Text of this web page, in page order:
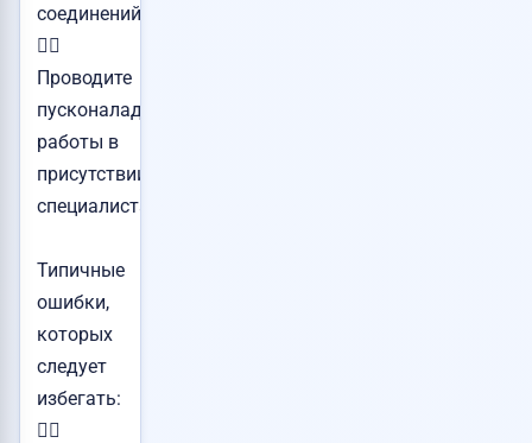
соединений.
👉🏻
Проводите
пусконаладочные
работы в
присутствии
специалиста.
Типичные
ошибки,
которых
следует
избегать:
👉🏻